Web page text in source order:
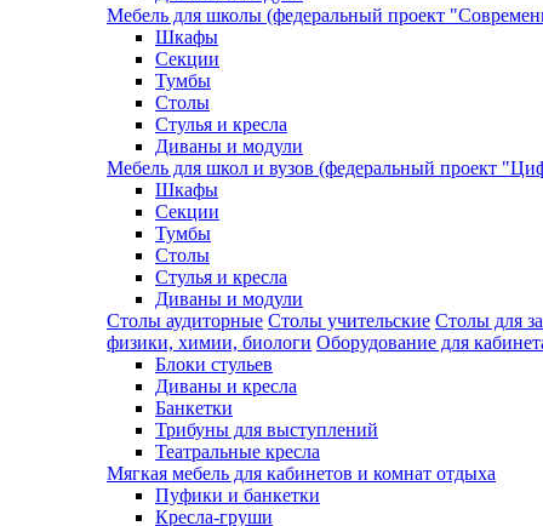
Мебель для школы (федеральный проект
Шкафы
Секции
Тумбы
Столы
Стулья и кресла
Диваны и модули
Мебель для школ и вузов (федеральный проект
Шкафы
Секции
Тумбы
Столы
Стулья и кресла
Диваны и модули
Столы аудиторные Столы учительские Столы для
физики, химии, биологи Оборудование для
Блоки стульев
Диваны и кресла
Банкетки
Трибуны для выступлений
Театральные кресла
Мягкая мебель для кабинетов и комнат отдыха
Пуфики и банкетки
Кресла-груши